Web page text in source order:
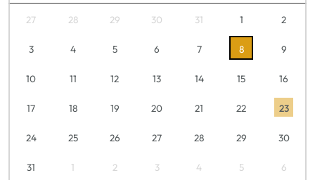
27 28 29 30 31 1 2
3 4 5 6 7 8 9
10 11 12 13 14 15 16
17 18 19 20 21 22 23
24 25 26 27 28 29 30
31 1 2 3 4 5 6